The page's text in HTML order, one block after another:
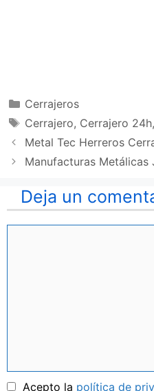
Categorías
Cerrajeros
Etiquetas
Cerrajero, Cerrajero 24h,
Metal Tec Herreros
Manufacturas Metálicas
Deja un
Acepto la política de